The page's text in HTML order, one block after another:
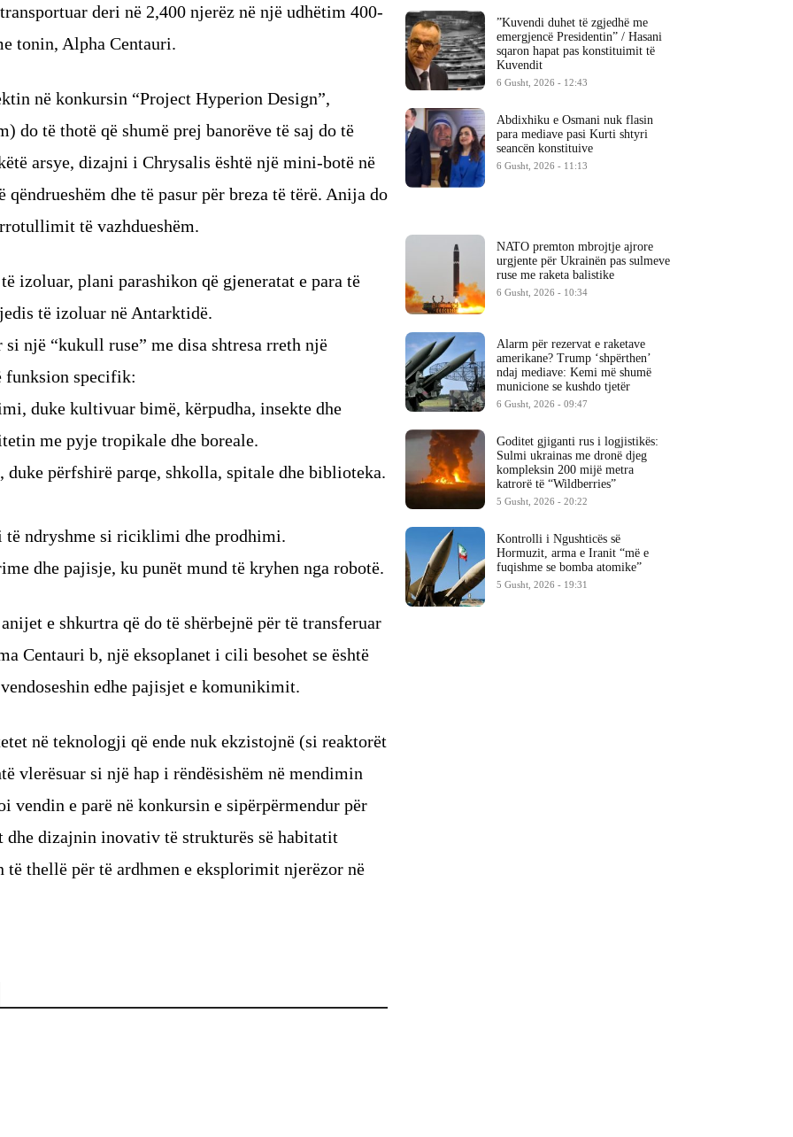
deri në 2,400 njerëz në një udhëtim 400-
tonin, Alpha Centauri.
në konkursin “Project Hyperion Design”,
të thotë që shumë prej banorëve të saj do të
arsye, dizajni i Chrysalis është një mini-botë në
dhe të pasur për breza të tërë. Anija do
të vazhdueshëm.
izoluar, plani parashikon që gjeneratat e para të
të izoluar në Antarktidë.
një “kukull ruse” me disa shtresa rreth një
funksion specifik:
duke kultivuar bimë, kërpudha, insekte dhe
me pyje tropikale dhe boreale.
duke përfshirë parqe, shkolla, spitale dhe biblioteka.
të ndryshme si riciklimi dhe prodhimi.
dhe pajisje, ku punët mund të kryhen nga robotë.
e shkurtra që do të shërbejnë për të transferuar
Centauri b, një eksoplanet i cili besohet se është
edhe pajisjet e komunikimit.
në teknologji që ende nuk ekzistojnë (si reaktorët
vlerësuar si një hap i rëndësishëm në mendimin
e parë në konkursin e sipërpërmendur për
dhe dizajnin inovativ të strukturës së habitatit
thellë për të ardhmen e eksplorimit njerëzor në
​”Kuvendi duhet të zgjedhë me
emergjencë Presidentin” / Hasani
sqaron hapat pas konstituimit të
Kuvendit
6 Gusht, 2026 - 12:43
Abdixhiku e Osmani nuk flasin
para mediave pasi Kurti shtyri
seancën konstituive
6 Gusht, 2026 - 11:13
NATO premton mbrojtje ajrore
urgjente për Ukrainën pas sulmeve
ruse me raketa balistike
6 Gusht, 2026 - 10:34
Alarm për rezervat e raketave
amerikane? Trump ‘shpërthen’
ndaj mediave: Kemi më shumë
municione se kushdo tjetër
6 Gusht, 2026 - 09:47
Goditet gjiganti rus i logjistikës:
Sulmi ukrainas me dronë djeg
kompleksin 200 mijë metra
katrorë të “Wildberries”
5 Gusht, 2026 - 20:22
Kontrolli i Ngushticës së
Hormuzit, arma e Iranit “më e
fuqishme se bomba atomike”
5 Gusht, 2026 - 19:31